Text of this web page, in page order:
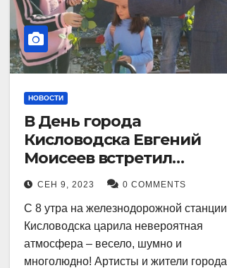
НОВОСТИ
В День города
Кисловодска Евгений
Моисеев встретил
прибывший поезд с
туристами.
СЕН 9, 2023 0 COMMENTS
С 8 утра на железнодорожной станции
Кисловодска царила невероятная
атмосфера – весело, шумно и
многолюдно! Артисты и жители города